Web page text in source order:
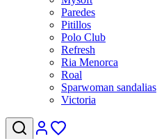
Paredes
Pitillos
Polo Club
Refresh
Ria Menorca
Roal
Sparwoman sandalias
Victoria